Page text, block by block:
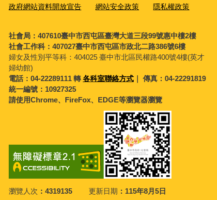
政府網站資料開放宣告 網站安全政策 隱私權政策
社會局：407610臺中市西屯區臺灣大道三段99號惠中樓2樓
社會工作科：407027臺中市西屯區市政北二路386號6樓
婦女及性別平等科： 404025 臺中市北區民權路400號4樓(英才
婦幼館)
電話：04-22289111 轉各科室聯絡方式｜ 傳真：04-22291819
統一編號：10927325
請使用Chrome、FireFox、EDGE等瀏覽器瀏覽
瀏覽人次 4319135 更新日期 115年8月5日